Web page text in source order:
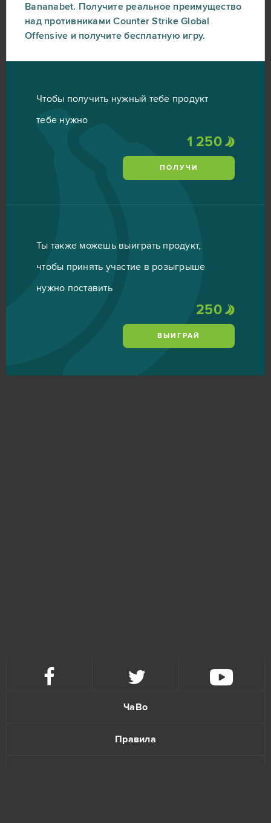
Bananabet. Получите реальное преимущество
над противниками Counter Strike Global
Offensive и получите бесплатную игру.
Чтобы получить нужный тебе продукт
тебе нужно
1 250
ПОЛУЧИ
Ты также можешь выиграть продукт,
чтобы принять участие в розыгрыше
нужно поставить
250
ВЫИГРАЙ
ЧаВо
Правила